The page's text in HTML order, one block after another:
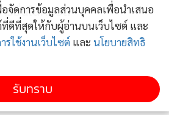
วอื่นในหมวด
อจัดการข้อมูลส่วนบุคคลเพื่อนำเสนอ
ดีที่สุดให้กับผู้อ่านบนเว็บไซต์ และ
รใช้งานเว็บไซต์ และ นโยบายสิทธิ
รับทราบ